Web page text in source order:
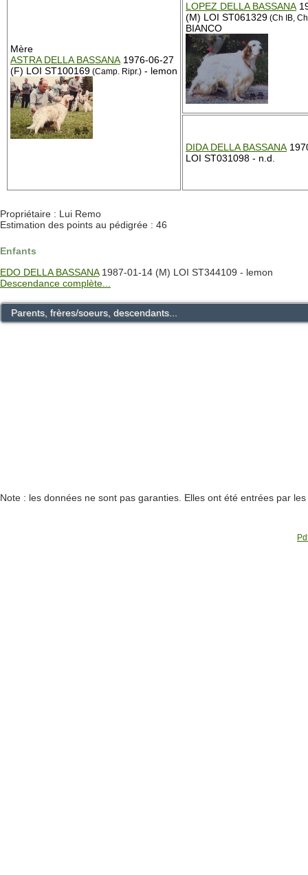
Mère
ASTRA DELLA BASSANA 1976-06-27
(F) LOI ST100169 (Camp. Ripr.) - lemon
LOPEZ DELLA BASSANA
(M) LOI ST061329 (Ch IB,
BIANCO
DIDA DELLA BASSANA
LOI ST031098 - n.d.
Propriétaire : Lui Remo
Estimation des points au pédigrée : 46
Enfants
EDO DELLA BASSANA1987-01-14 (M) LOI ST344109 - lemon
Descendance complète...
Parents, frères/soeurs, descendants...
Note : les données ne sont pas garanties. Elles ont été entrées par